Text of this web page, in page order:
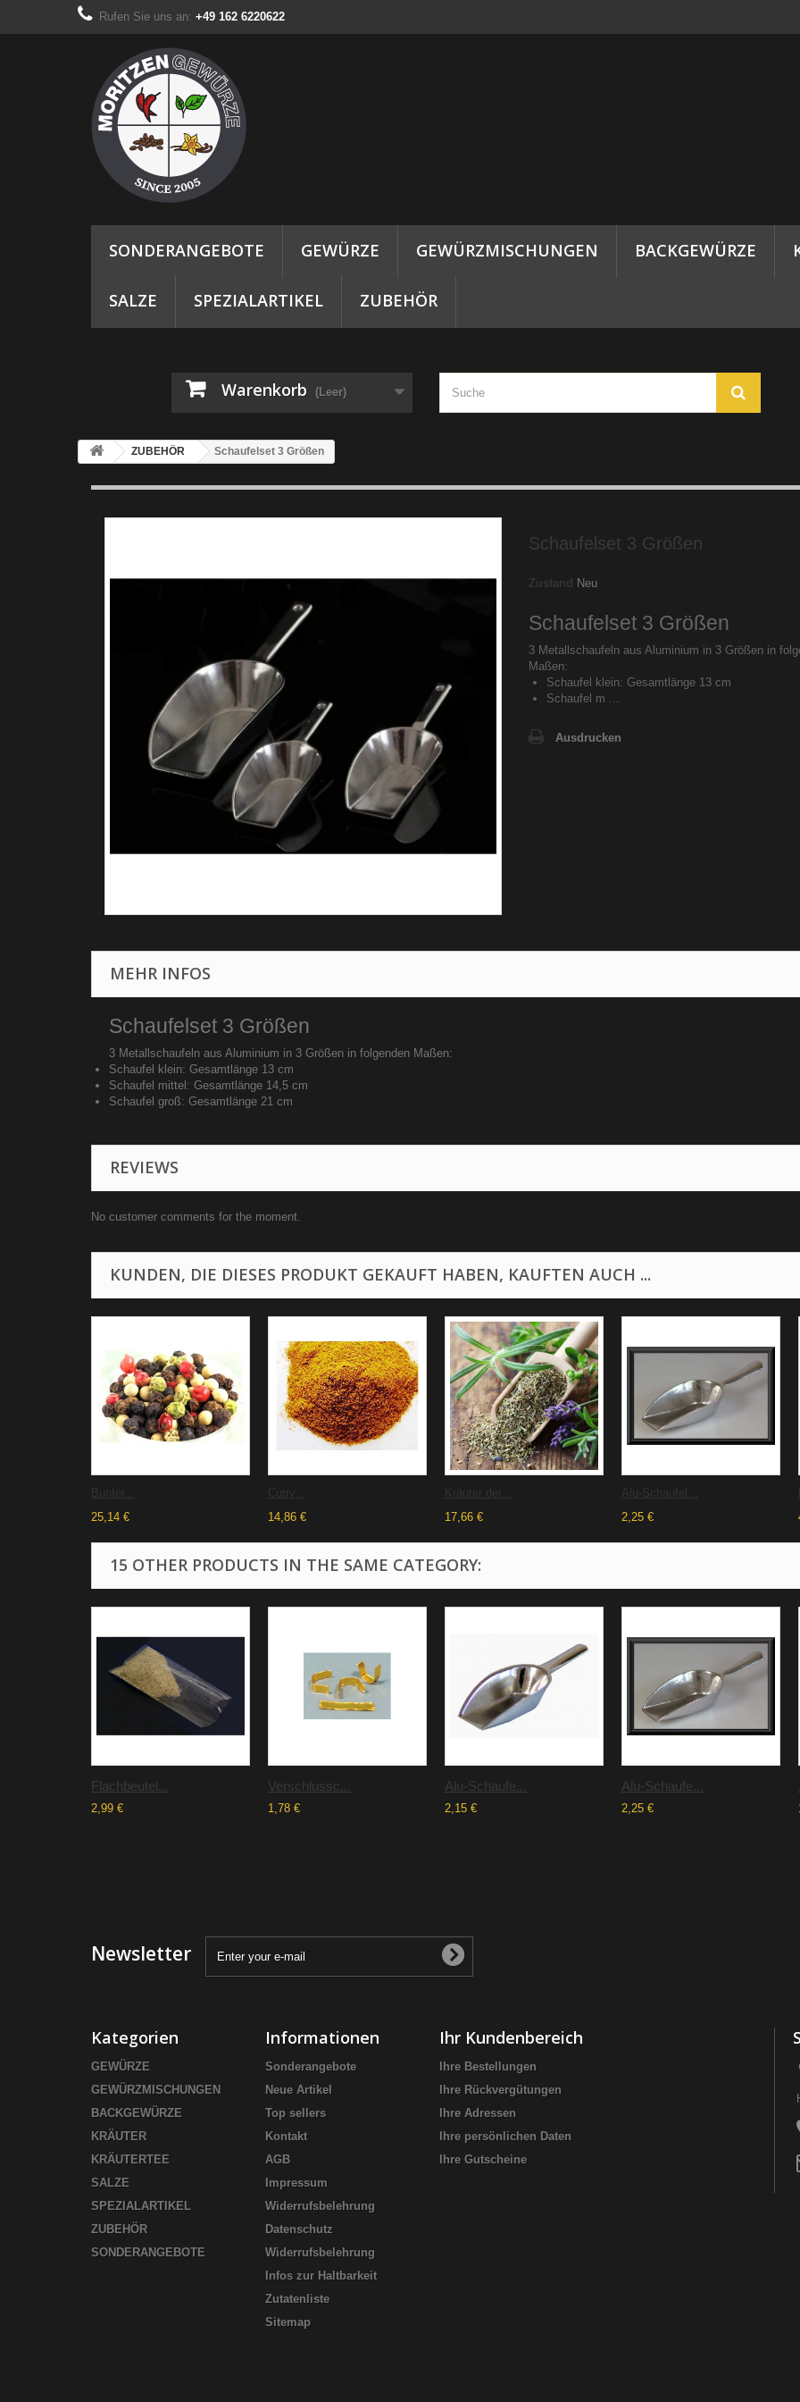
Rufen Sie uns an: +49 162 6220622
SONDERANGEBOTE GEWÜRZE GEWÜRZMISCHUNGEN BACKGEWÜRZE
SALZE SPEZIALARTIKEL ZUBEHÖR
Warenkorb (Leer)
ZUBEHÖR Schaufelset 3 Größen
Schaufelset 3 Größen
Zustand Neu
Schaufelset 3 Größen
3 Metallschaufeln aus Aluminium in 3 Größen in
Maßen:
Schaufel klein: Gesamtlänge 13 cm
Schaufel m ...
Ausdrucken
MEHR INFOS
Schaufelset 3 Größen
3 Metallschaufeln aus Aluminium in 3 Größen in folgenden Maßen:
Schaufel klein: Gesamtlänge 13 cm
Schaufel mittel: Gesamtlänge 14,5 cm
Schaufel groß: Gesamtlänge 21 cm
REVIEWS
No customer comments for the moment.
KUNDEN, DIE DIESES PRODUKT GEKAUFT HABEN, KAUFTEN AUCH ...
Bunter...
25,14 €
Curry...
14,86 €
Kräuter der...
17,66 €
Alu-Schaufel...
2,25 €
15 OTHER PRODUCTS IN THE SAME CATEGORY:
Flachbeutel...
2,99 €
Verschlussc...
1,78 €
Alu-Schaufe...
2,15 €
Alu-Schaufe...
2,25 €
Newsletter
Kategorien
GEWÜRZE
GEWÜRZMISCHUNGEN
BACKGEWÜRZE
KRÄUTER
KRÄUTERTEE
SALZE
SPEZIALARTIKEL
ZUBEHÖR
SONDERANGEBOTE
Informationen
Sonderangebote
Neue Artikel
Top sellers
Kontakt
AGB
Impressum
Widerrufsbelehrung
Datenschutz
Widerrufsbelehrung
Infos zur Haltbarkeit
Zutatenliste
Sitemap
Ihr Kundenbereich
Ihre Bestellungen
Ihre Rückvergütungen
Ihre Adressen
Ihre persönlichen Daten
Ihre Gutscheine